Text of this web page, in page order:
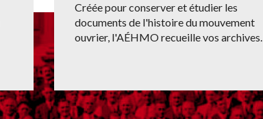
Créée pour conserver et étudier les
documents de l'histoire du mouvement
ouvrier, l'AÉHMO recueille vos archives.